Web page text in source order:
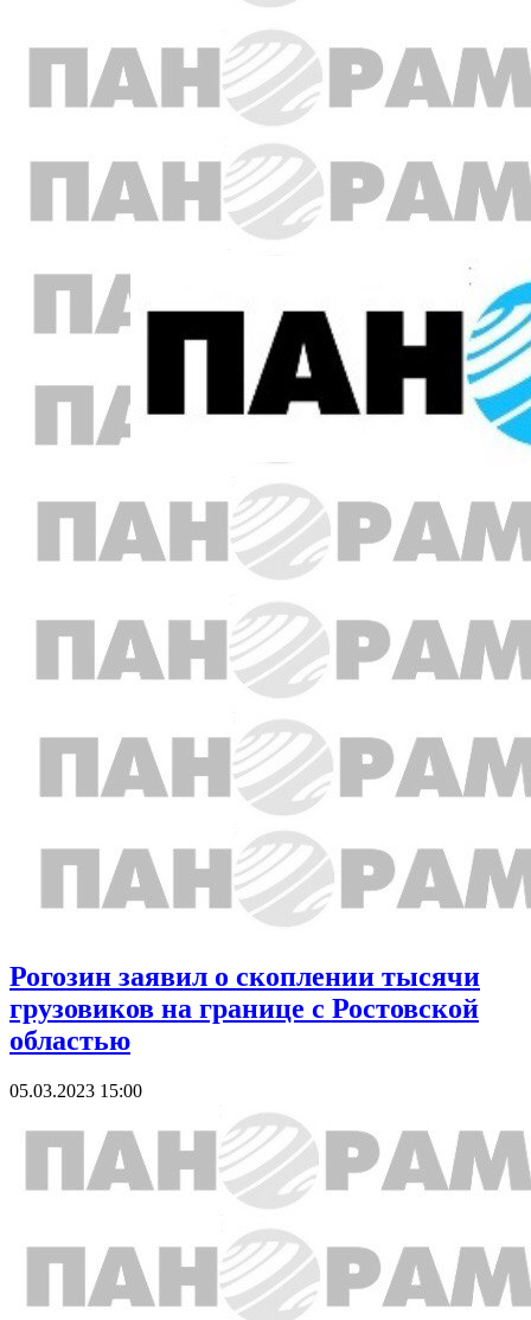
Рогозин заявил о скоплении тысячи
грузовиков на границе с Ростовской
областью
05.03.2023 15:00